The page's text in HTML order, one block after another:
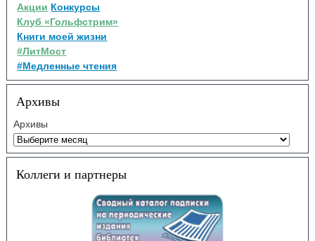
Акции Конкурсы
Клуб «Гольфстрим»
Книги моей жизни
#ЛитМост
#Медленные чтения
Архивы
Архивы
Коллеги и партнеры